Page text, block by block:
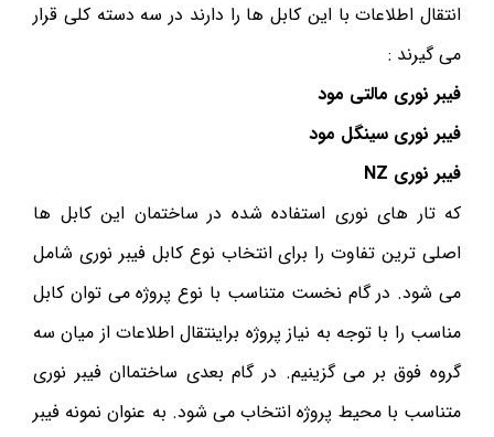
انتقال اطلاعات با این کابل ها را دارند در سه دسته کلی قرار
می گیرند :
فیبر نوری مالتی مود
فیبر نوری سینگل مود
فیبر نوری NZ
که تار های نوری استفاده شده در ساختمان این کابل ها
اصلی ترین تفاوت را برای انتخاب نوع کابل فیبر نوری شامل
می شود. در گام نخست متناسب با نوع پروژه می توان کابل
مناسب را با توجه به نیاز پروژه براینتقال اطلاعات از میان سه
گروه فوق بر می گزینیم. در گام بعدی ساختماان فیبر نوری
متناسب با محیط پروژه انتخاب می شود. به عنوان نمونه فیبر